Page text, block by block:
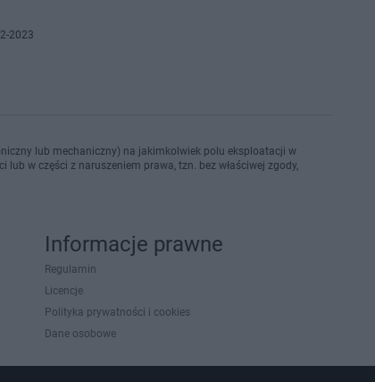
2023
lub mechaniczny) na jakimkolwiek polu eksploatacji w
w części z naruszeniem prawa, tzn. bez właściwej zgody,
Informacje prawne
Regulamin
Licencje
Polityka prywatności i cookies
Dane osobowe